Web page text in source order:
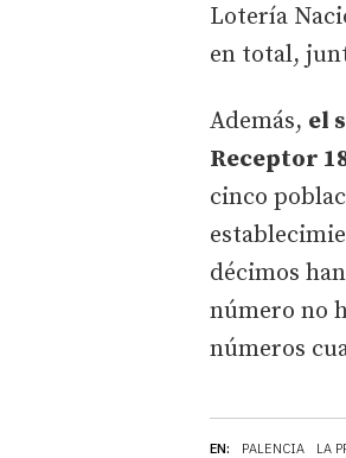
EN: PALENCIA LA
Lotería
en total,
Además, el
Receptor
cinco
décimos
número no
números